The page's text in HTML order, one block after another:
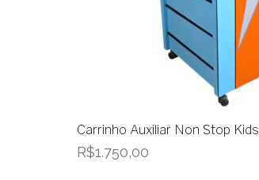
Carrinho Auxiliar Non Stop Kids
R$1.750,00